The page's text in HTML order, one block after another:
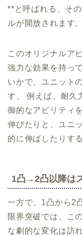
**と呼ばれる、そ
ルが開放されます。
このオリジナルア
強力な効果を持っ
いかで、ユニット
す。 例えば、耐久
御的なアビリティ
伸びたりと、ユニ
的に伸ばしたりす
1凸→2凸以降は
一方で、1凸から2
限界突破では、こ
な劇的な変化は訪